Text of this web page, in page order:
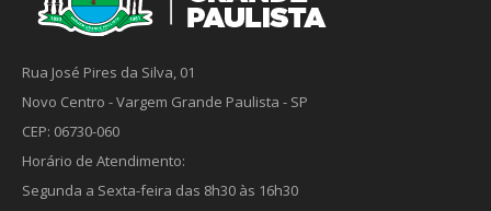
Rua José Pires da Silva, 01
Novo Centro - Vargem Grande Paulista - SP
CEP: 06730-060
Horário de Atendimento:
Segunda a Sexta-feira das 8h30 às 16h30